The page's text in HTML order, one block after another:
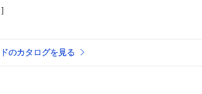
のカタログを見る